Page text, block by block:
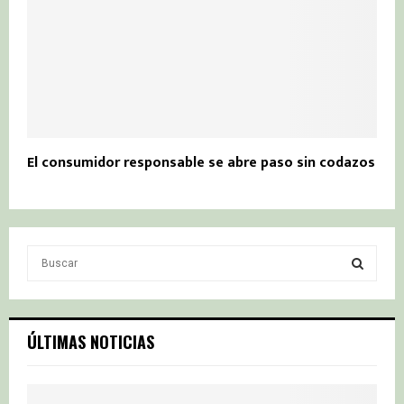
El consumidor responsable se abre paso sin codazos
c
h
S
ÚLTIMAS NOTICIAS